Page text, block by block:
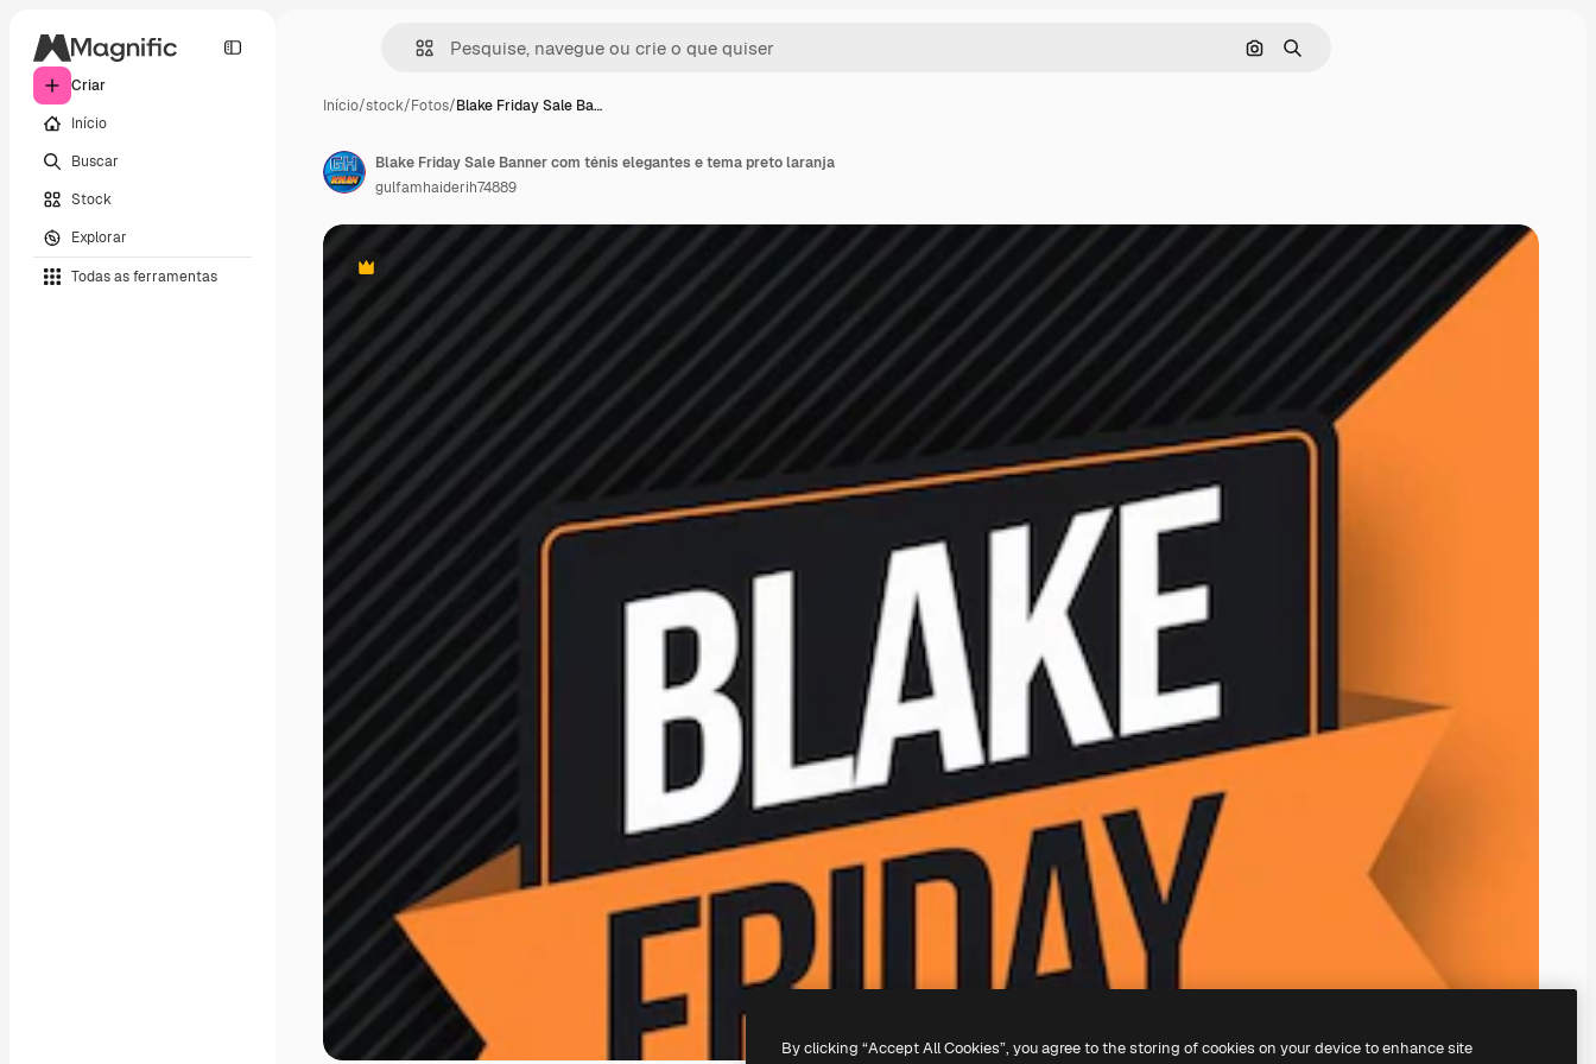
Criar
Início
Buscar
Stock
Explorar
Todas as ferramentas
Pesquisar por imagem
Buscar
Início/stock/Fotos/Blake Friday Sale Ba…
Premium
Blake Friday Sale Banner com ténis elegantes e tema preto laranja
gulfamhaiderih74889
By clicking “Accept All Cookies”, you agree to the storing of cookies on your device to enhance site